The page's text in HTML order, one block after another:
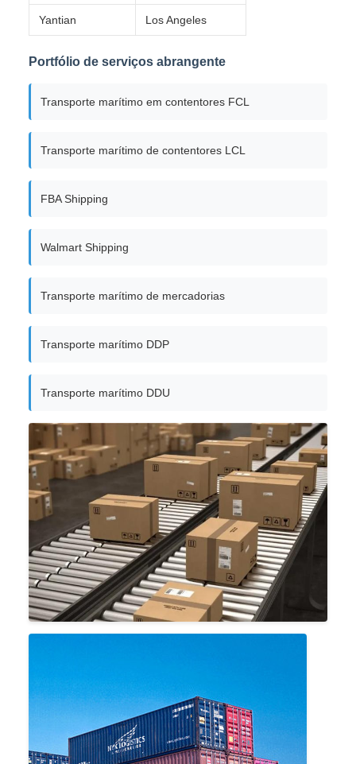
Yantian Los Angeles
Portfólio de serviços abrangente
Transporte marítimo em contentores FCL
Transporte marítimo de contentores LCL
FBA Shipping
Walmart Shipping
Transporte marítimo de mercadorias
Transporte marítimo DDP
Transporte marítimo DDU